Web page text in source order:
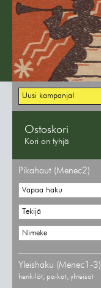
Uusi kampanja!
Ostoskori
Kori on tyhjä
Pikahaut (Menec2)
Yleishaku (Menec1-3)
henkilöt, paikat, yhteisöt